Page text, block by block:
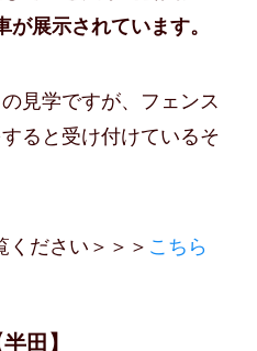
展示されています。
見学ですが、フェンス
ると受け付けているそ
ください＞＞＞ こちら
田】